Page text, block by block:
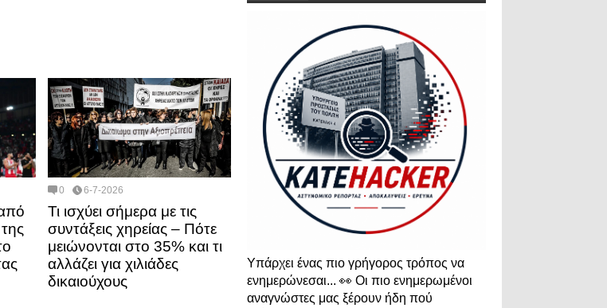
0 6-7-2026
Τι ισχύει σήμερα με τις
συντάξεις χηρείας – Πότε
μειώνονται στο 35% και τι
αλλάζει για χιλιάδες
δικαιούχους
Υπάρχει ένας πιο γρήγορος τρόπος να
ενημερώνεσαι... 👀 Οι πιο ενημερωμένοι
αναγνώστες μας ξέρουν ήδη πού